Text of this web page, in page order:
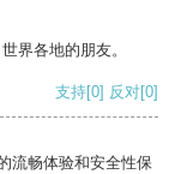
界各地的朋友。
支持[0] 反对[0]
流畅体验和安全性保